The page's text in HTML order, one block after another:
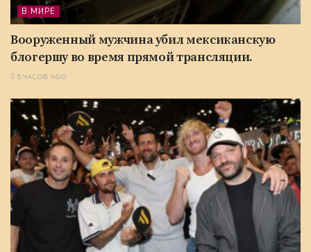
В МИРЕ
Вооруженный мужчина убил мексиканскую
блогершу во время прямой трансляции.
5 ЧАСОВ AGO